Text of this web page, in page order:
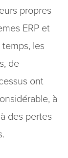
propres
ERP et
les
de
ont
à
des pertes